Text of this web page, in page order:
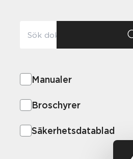
Manualer
Broschyrer
Säkerhetsdatablad